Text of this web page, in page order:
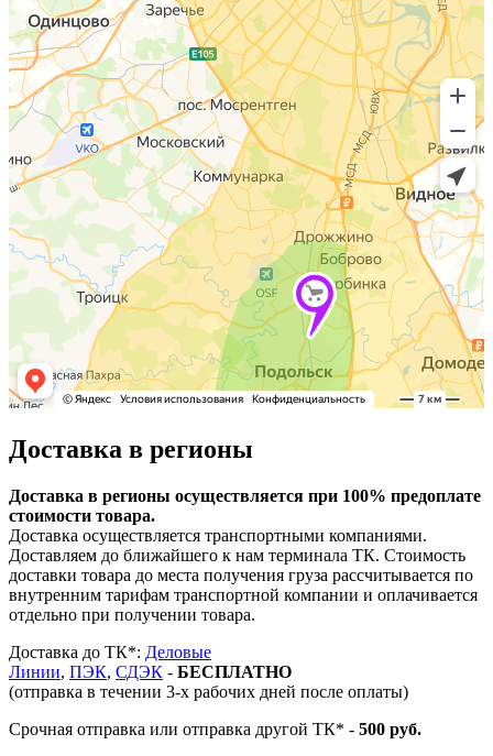
Доставка в регионы
Доставка в регионы осуществляется при 100% предоплате
стоимости товара.
Доставка осуществляется транспортными компаниями.
Доставляем до ближайшего к нам терминала ТК. Стоимость
доставки товара до места получения груза рассчитывается по
внутренним тарифам транспортной компании и оплачивается
отдельно при получении товара.
Доставка до ТК*: Деловые
Линии, ПЭК, СДЭК - БЕСПЛАТНО
(отправка в течении 3-х рабочих дней после оплаты)
Срочная отправка или отправка другой ТК* - 500 руб.